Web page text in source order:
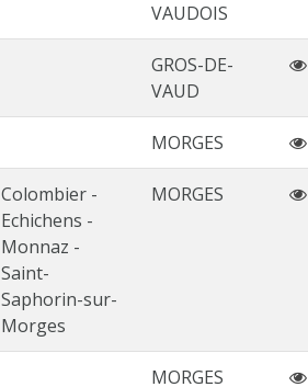
VAUDOIS
GROS-DE-
VAUD
MORGES
Colombier -
Echichens -
Monnaz -
Saint-
Saphorin-sur-
Morges
MORGES
MORGES